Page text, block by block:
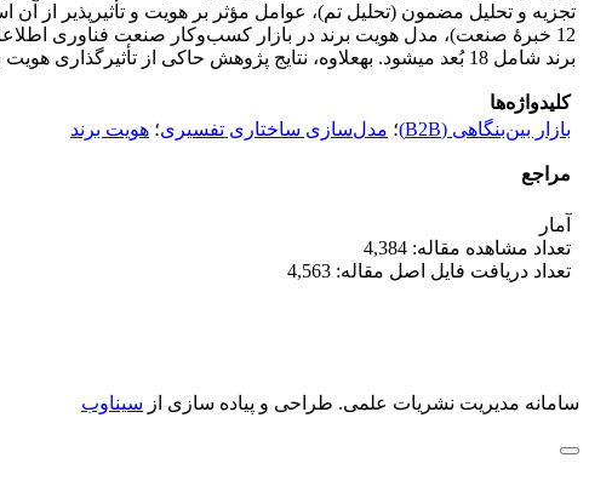
برند شامل 18 بُعد می‎شود. به‎علاوه، نتایج پژوهش حاکی از تأثیرگذاری هویت برند بر عملکرد بازاریابی و رضایت و وفاداری مشتریان و قصد آنان برای خرید مجدد است.
کلیدواژه‌ها
بازار بین‌بنگاهی (B2B)
؛ مدل‌سازی ساختاری تفسیری؛ هویت برند
مراجع
آمار
تعداد مشاهده مقاله: 4,384
تعداد دریافت فایل اصل مقاله: 4,563
سامانه مدیریت نشریات علمی. طراحی و پیاده سازی از سیناوب